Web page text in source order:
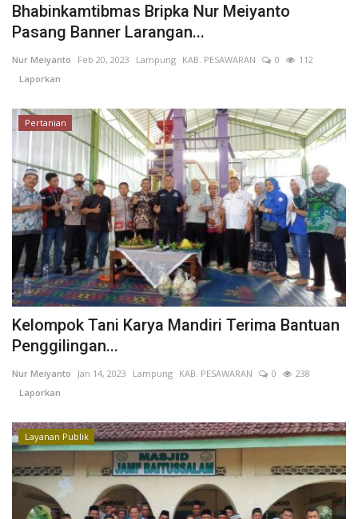
Bhabinkamtibmas Bripka Nur Meiyanto
Pasang Banner Larangan...
Nur Meiyanto Feb 20, 2023 Lampung KAB. PESAWARAN 0
112
Laporkan
Pertanian
Kelompok Tani Karya Mandiri Terima Bantuan
Penggilingan...
Nur Meiyanto Jan 14, 2023 Lampung KAB. PESAWARAN 0
238
Laporkan
Layanan Publik